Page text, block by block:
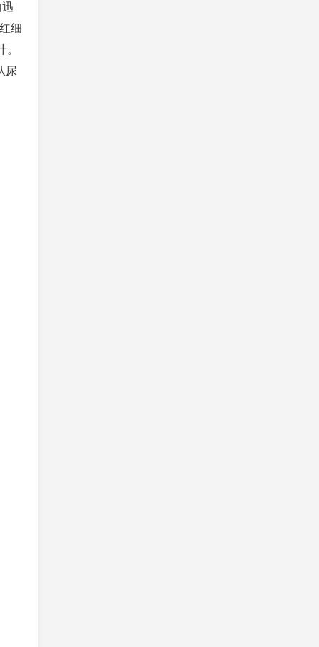
细
尿